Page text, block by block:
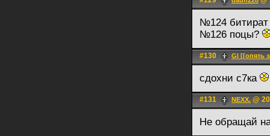
№124 битират
№126 поцы?
#130 Gl [[опять
сдохни с7ка
#131 NEXX. @
Не обращай